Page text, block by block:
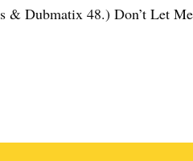
& Dubmatix 48.) Don’t Let